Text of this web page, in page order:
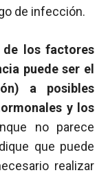
de infección.
de los factores
puede ser el
a posibles
y los
no parece
que puede
realizar